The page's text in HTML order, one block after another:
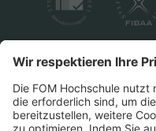
Datenschutz